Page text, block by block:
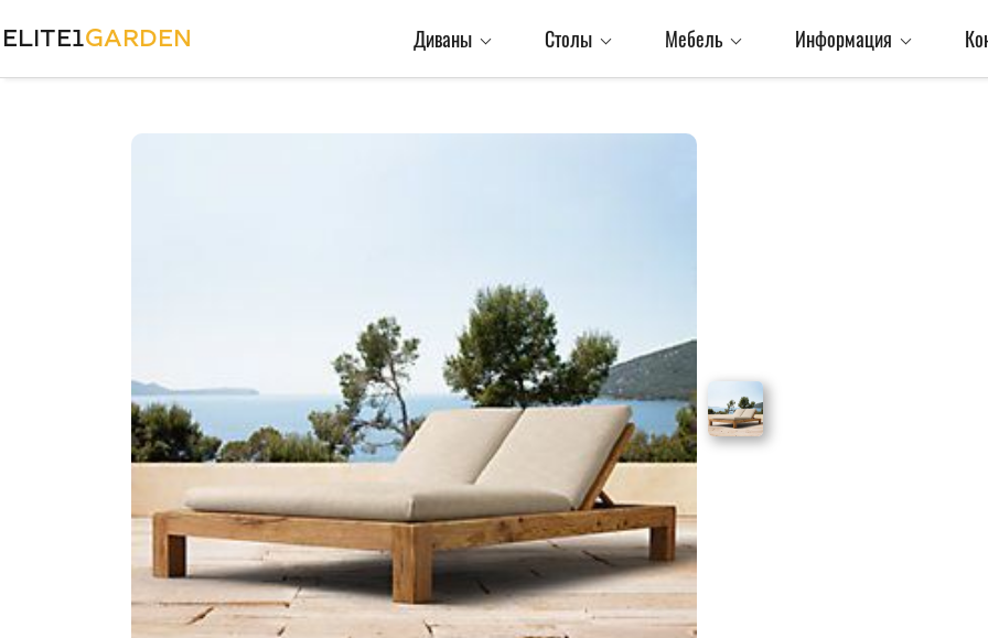
ELITE1GARDEN Диваны Столы Мебель Информация